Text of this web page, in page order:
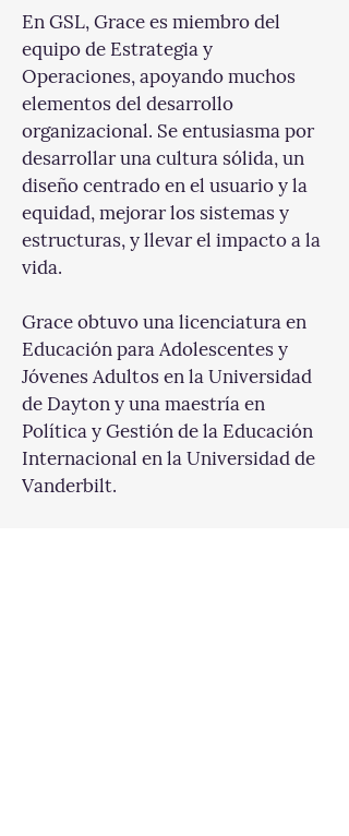
En GSL, Grace es miembro del
equipo de Estrategia y
Operaciones, apoyando muchos
elementos del desarrollo
organizacional. Se entusiasma por
desarrollar una cultura sólida, un
diseño centrado en el usuario y la
equidad, mejorar los sistemas y
estructuras, y llevar el impacto a la
vida.
Grace obtuvo una licenciatura en
Educación para Adolescentes y
Jóvenes Adultos en la Universidad
de Dayton y una maestría en
Política y Gestión de la Educación
Internacional en la Universidad de
Vanderbilt.